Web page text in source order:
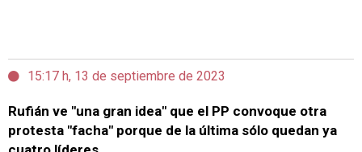
15:17 h, 13 de septiembre de 2023
Rufián ve "una gran idea" que el PP convoque otra
protesta "facha" porque de la última sólo quedan ya